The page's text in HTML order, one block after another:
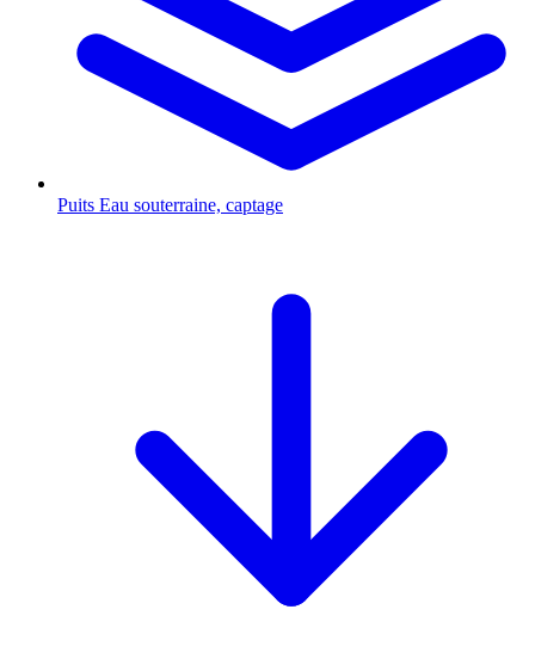
Puits Eau souterraine, captage